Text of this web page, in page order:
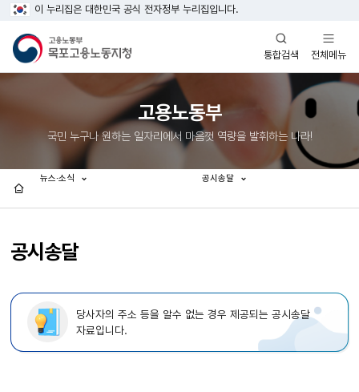
이 누리집은 대한민국 공식 전자정부 누리집입니다.
통합검색
열기
전체메뉴
열기
고용노동부
국민 누구나 원하는 일자리에서 마음껏 역량을 발휘하는 나라!
공시송달
뉴스·소식 공시송달
당사자의 주소 등을 알수 없는 경우 제공되는 공시송달
자료입니다.